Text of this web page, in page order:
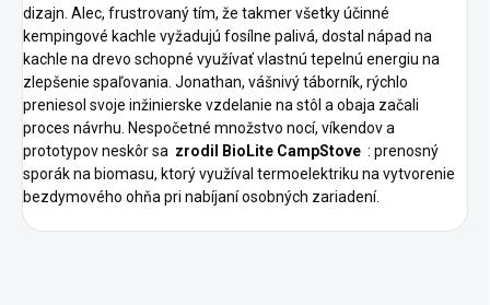
dizajn. Alec, frustrovaný tím, že takmer všetky účinné
kempingové kachle vyžadujú fosílne palivá, dostal nápad na
kachle na drevo schopné využívať vlastnú tepelnú energiu na
zlepšenie spaľovania. Jonathan, vášnivý táborník, rýchlo
preniesol svoje inžinierske vzdelanie na stôl a obaja začali
proces návrhu. Nespočetné množstvo nocí, víkendov a
prototypov neskôr sa zrodil BioLite CampStove : prenosný
sporák na biomasu, ktorý využíval termoelektriku na vytvorenie
bezdymového ohňa pri nabíjaní osobných zariadení.